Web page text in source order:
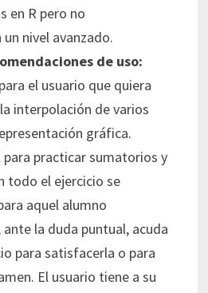
en R pero no
nivel avanzado.
de uso:
el usuario que quiera
interpolación de varios
gráfica.
practicar sumatorios y
todo el ejercicio se
aquel alumno
la duda puntual, acuda
para satisfacerla o para
El usuario tiene a su